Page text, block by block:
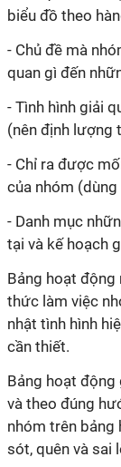
biểu đồ theo
- Chủ đề mà
quan gì đến
- Tình hình giải
(nên định lượng
- Chỉ ra được
của nhóm
- Danh mục
tại và kế hoạch
Bảng hoạt động
thức làm việc
nhật tình hình
cần thiết.
Bảng hoạt động
và theo đúng
nhóm trên bảng
sót, quên và sai